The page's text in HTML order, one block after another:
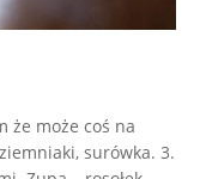
że może coś na
surówka. 3.